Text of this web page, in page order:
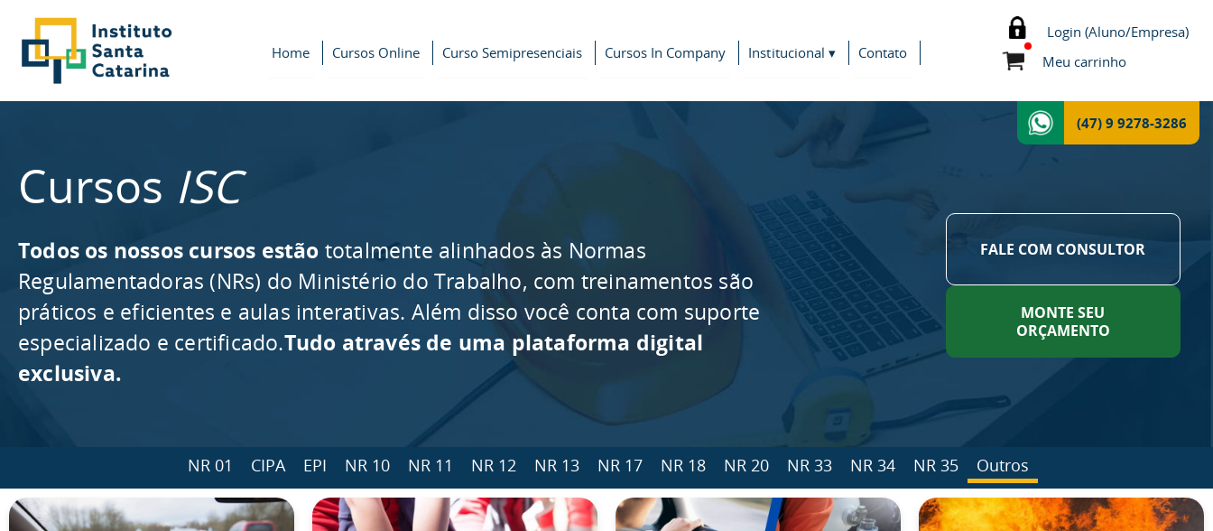
Home Cursos Online Curso Semipresenciais Cursos In Company Institucional ▾ Contato
Login (Aluno/Empresa)
Meu carrinho
(47) 9 9278-3286
Cursos ISC
Todos os nossos cursos estão totalmente alinhados às Normas
Regulamentadoras (NRs) do Ministério do Trabalho, com treinamentos são
práticos e eficientes e aulas interativas. Além disso você conta com suporte
especializado e certificado.Tudo através de uma plataforma digital
exclusiva.
FALE COM CONSULTOR
MONTE SEU
ORÇAMENTO
NR 01 CIPA EPI NR 10 NR 11 NR 12 NR 13 NR 17 NR 18 NR 20 NR 33 NR 34 NR 35 Outros